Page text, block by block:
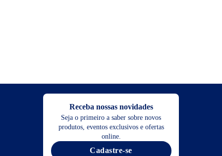
Receba nossas novidades
Seja o primeiro a saber sobre novos
produtos, eventos exclusivos e ofertas
online.
Cadastre-se